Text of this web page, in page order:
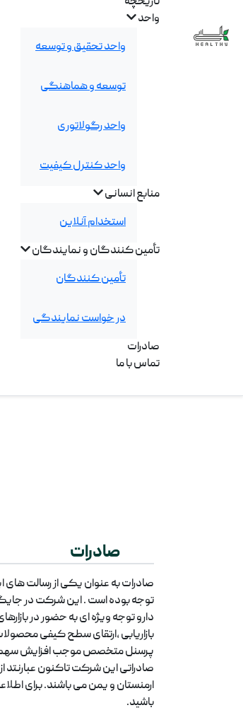
واحد
واحد تحقیق و توسعه
توسعه و هماهنگی
واحد رگولاتوری
واحد کنترل کیفیت
منابع انسانی
استخدام آنلاین
تأمین کنندگان و نمایندگان
تأمین کنندگان
در خواست نمایندگی
صادرات
تماس با ما
صادرات
صادرات به عنوان یکی از رسالت های
توجه بوده است . این شرکت در
دارو توجه ویژه ای به حضور در
بازاریابی ،ارتقای سطح کیفی
پرسنل متخصص موجب افزایش سهم
صادراتی این شرکت تاکنون عبارنتد
ارمنستان و یمن می باشند. برای
باشید.